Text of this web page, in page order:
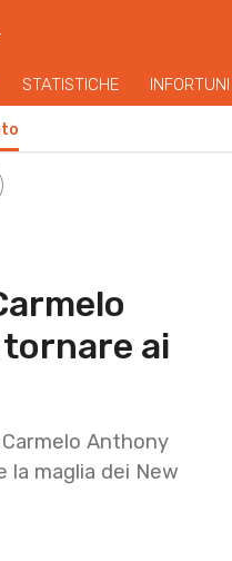
STATISTICHE INFORTUNI
ai
Anthony
maglia dei New